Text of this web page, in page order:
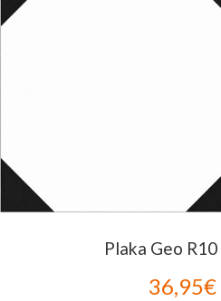
Plaka Geo
36,95€